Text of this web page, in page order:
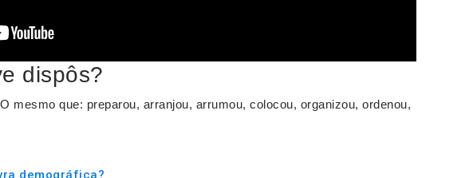
dispôs?
mesmo que: preparou, arranjou, arrumou, colocou, organizou, ordenou,
demográfica?